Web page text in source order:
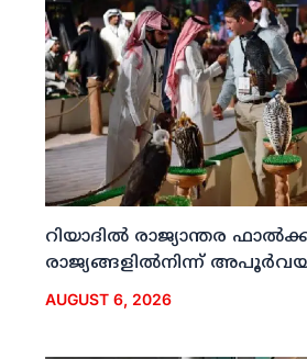
റിയാദില്‍ രാജ്യാന്തര
രാജ്യങ്ങളില്‍നിന്ന്
AUGUST 6, 2026